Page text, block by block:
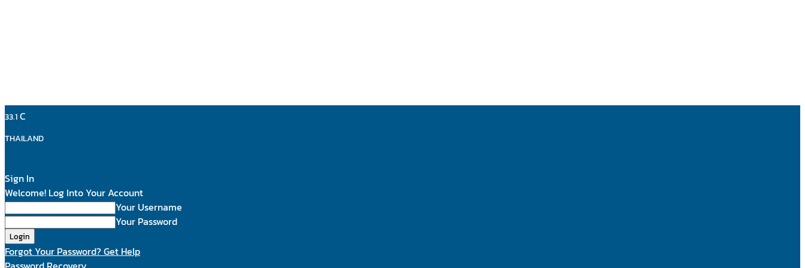
33.1C
THAILAND
Sign In
Welcome! Log Into Your Account
Your Username
Your Password
Forgot Your Password? Get Help